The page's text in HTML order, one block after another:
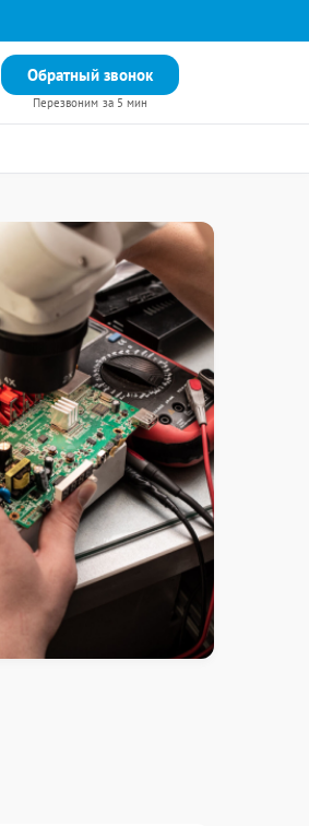
Обратный звонок
Перезвоним за 5 мин